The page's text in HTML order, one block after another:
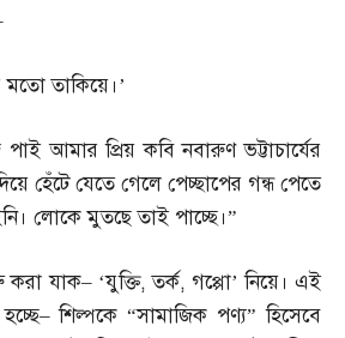
মতো তাকিয়ে।’
আমার প্রিয় কবি নবারুণ ভট্টাচার্যের
দিয়ে হেঁটে যেতে গেলে পেচ্ছাপের গন্ধ পেতে
লোকে মুতছে তাই পাচ্ছে।”
করা যাক– ‘যুক্তি,তর্ক, গপ্পো’ নিয়ে। এই
–শিল্পকে “সামাজিক পণ্য” হিসেবে